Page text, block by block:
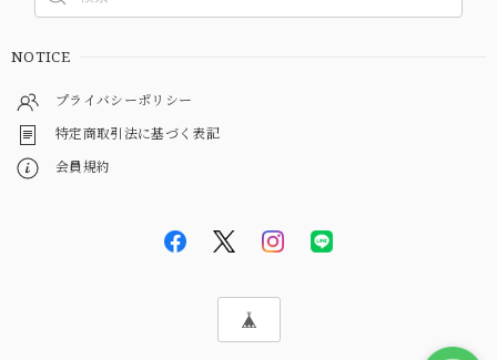
NOTICE
プライバシーポリシー
特定商取引法に基づく表記
会員規約